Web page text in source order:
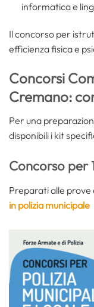
informatica e
Il concorso per
efficienza fisica e
Concorsi
Cremano:
Per una
disponibili i kit
Concorso per
Preparati alle prove
in polizia municipale